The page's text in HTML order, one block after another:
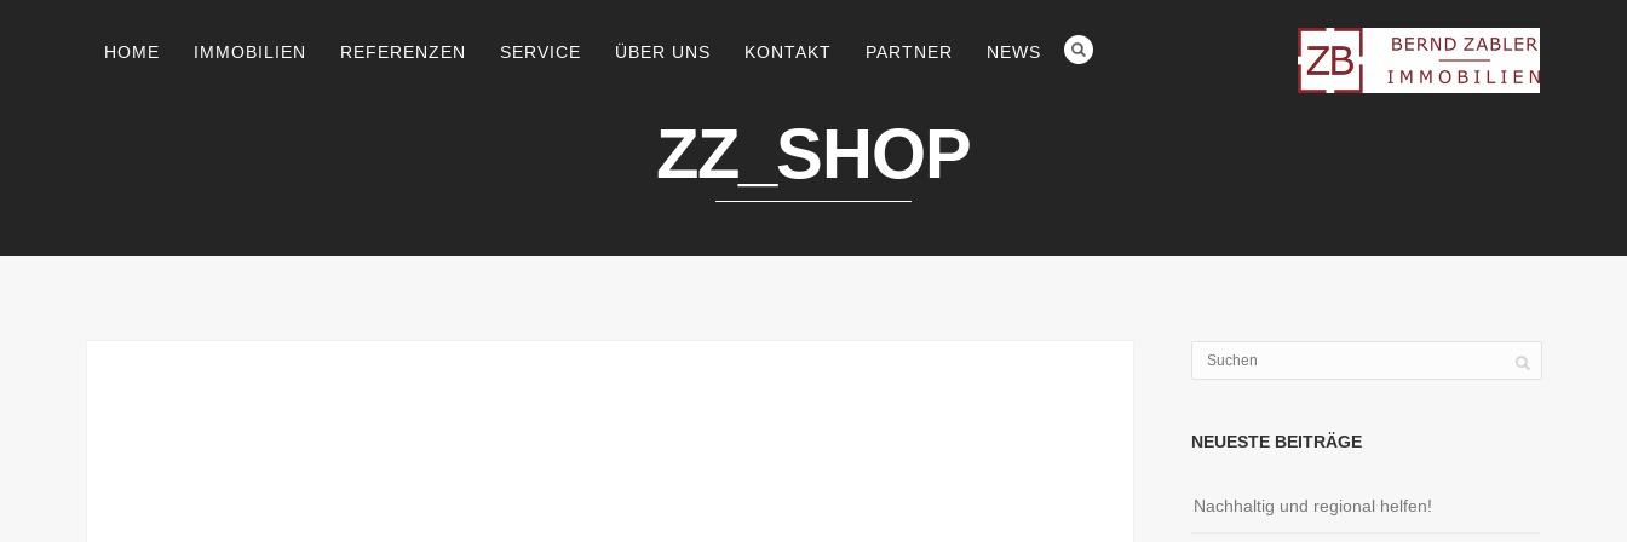
HOME IMMOBILIEN REFERENZEN SERVICE ÜBER UNS KONTAKT PARTNER NEWS
ZZ_SHOP
NEUESTE BEITRÄGE
Nachhaltig und regional helfen!